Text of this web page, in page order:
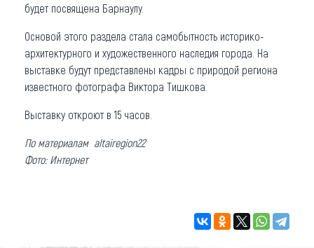
будет посвящена Барнаулу.
Основой этого раздела стала самобытность историко-
архитектурного и художественного наследия города. На
выставке будут представлены кадры с природой региона
известного фотографа Виктора Тишкова.
Выставку откроют в 15 часов.
По материалам altairegion22
Фото: Интернет